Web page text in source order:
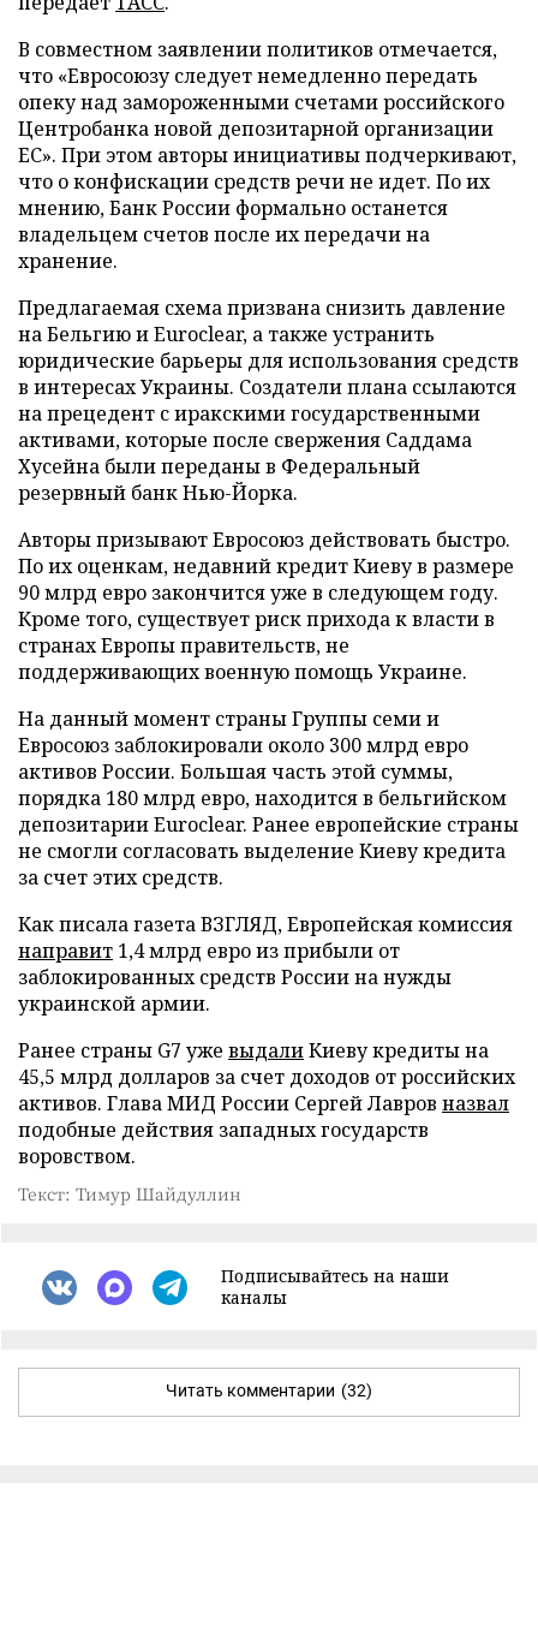
В совместном заявлении политиков отмечается,
что «Евросоюзу следует немедленно передать
опеку над замороженными счетами российского
Центробанка новой депозитарной организации
ЕС». При этом авторы инициативы подчеркивают,
что о конфискации средств речи не идет. По их
мнению, Банк России формально останется
владельцем счетов после их передачи на
хранение.
Предлагаемая схема призвана снизить давление
на Бельгию и Euroclear, а также устранить
юридические барьеры для использования средств
в интересах Украины. Создатели плана ссылаются
на прецедент с иракскими государственными
активами, которые после свержения Саддама
Хусейна были переданы в Федеральный
резервный банк Нью-Йорка.
Авторы призывают Евросоюз действовать быстро.
По их оценкам, недавний кредит Киеву в размере
90 млрд евро закончится уже в следующем году.
Кроме того, существует риск прихода к власти в
странах Европы правительств, не
поддерживающих военную помощь Украине.
На данный момент страны Группы семи и
Евросоюз заблокировали около 300 млрд евро
активов России. Большая часть этой суммы,
порядка 180 млрд евро, находится в бельгийском
депозитарии Euroclear. Ранее европейские страны
не смогли согласовать выделение Киеву кредита
за счет этих средств.
Как писала газета ВЗГЛЯД, Европейская комиссия
направит 1,4 млрд евро из прибыли от
заблокированных средств России на нужды
украинской армии.
Ранее страны G7 уже выдалиКиеву кредиты на
45,5 млрд долларов за счет доходов от российских
активов. Глава МИД России Сергей Лавров назвал
подобные действия западных государств
воровством.
Текст: Тимур Шайдуллин
Подписывайтесь на наши
каналы
Читать комментарии (32)